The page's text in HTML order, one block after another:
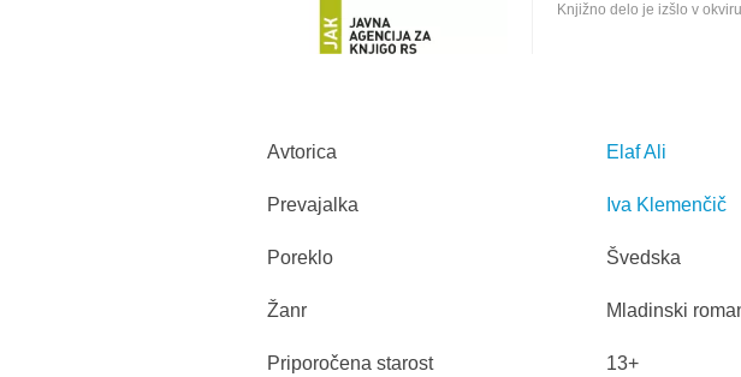
Knjižno delo je izšlo v
Avtorica Elaf Ali
Prevajalka Iva Klemenčič
Poreklo Švedska
Žanr Mladinski
Priporočena starost 13+